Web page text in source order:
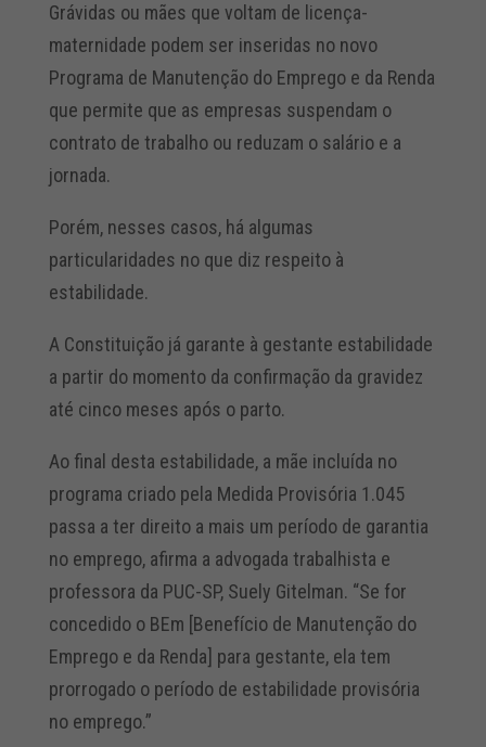
Grávidas ou mães que voltam de licença-
maternidade podem ser inseridas no novo
Programa de Manutenção do Emprego e da Renda
que permite que as empresas suspendam o
contrato de trabalho ou reduzam o salário e a
jornada.
Porém, nesses casos, há algumas
particularidades no que diz respeito à
estabilidade.
A Constituição já garante à gestante estabilidade
a partir do momento da confirmação da gravidez
até cinco meses após o parto.
Ao final desta estabilidade, a mãe incluída no
programa criado pela Medida Provisória 1.045
passa a ter direito a mais um período de garantia
no emprego, afirma a advogada trabalhista e
professora da PUC-SP, Suely Gitelman. “Se for
concedido o BEm [Benefício de Manutenção do
Emprego e da Renda] para gestante, ela tem
prorrogado o período de estabilidade provisória
no emprego.”